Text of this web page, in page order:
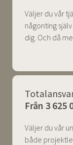
Väljer du vår
någonting
dig. Och då
Från 3 625
Väljer du vår
både